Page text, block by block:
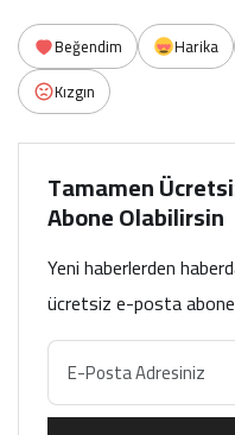
Beğendim Harika
Kızgın
Tamamen
Abone Olabilirsin
Yeni haberlerden
ücretsiz e-posta